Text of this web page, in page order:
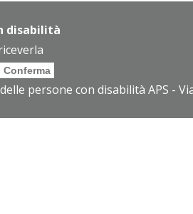
disabilità
persone con disabilità APS -